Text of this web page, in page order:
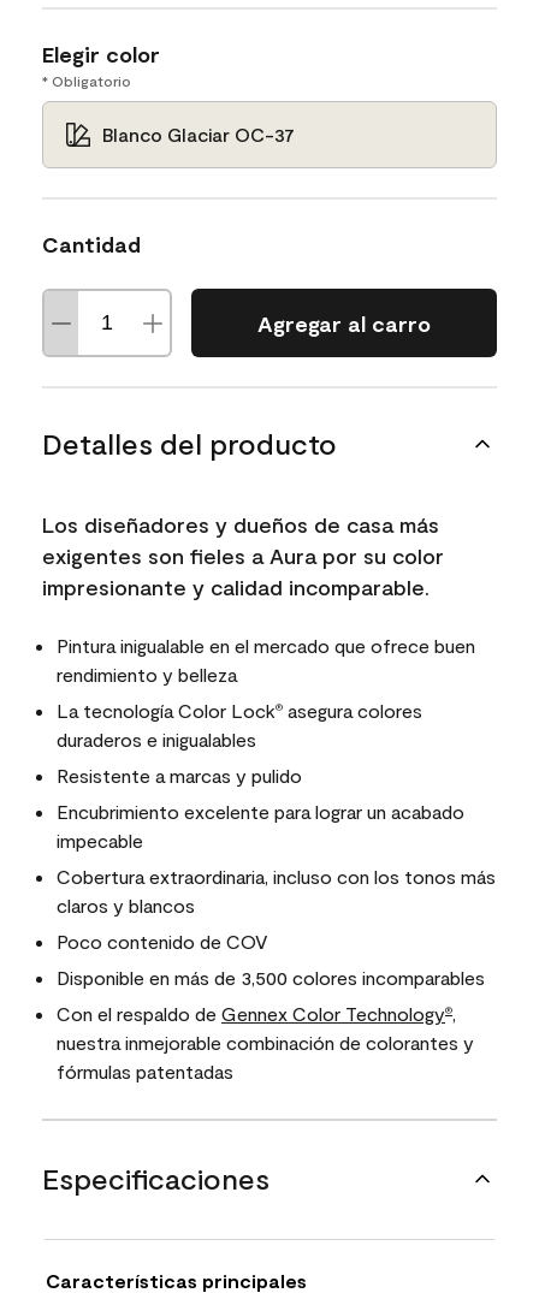
Elegir color
* Obligatorio
Blanco Glaciar OC-37
Cantidad
Agregar al carro
Detalles del producto
Los diseñadores y dueños de casa más
exigentes son fieles a Aura por su color
impresionante y calidad incomparable.
Pintura inigualable en el mercado que ofrece buen
rendimiento y belleza
La tecnología Color Lock® asegura colores
duraderos e inigualables
Resistente a marcas y pulido
Encubrimiento excelente para lograr un acabado
impecable
Cobertura extraordinaria, incluso con los tonos más
claros y blancos
Poco contenido de COV
Disponible en más de 3,500 colores incomparables
Con el respaldo de Gennex Color Technology®,
nuestra inmejorable combinación de colorantes y
fórmulas patentadas
Especificaciones
Características principales